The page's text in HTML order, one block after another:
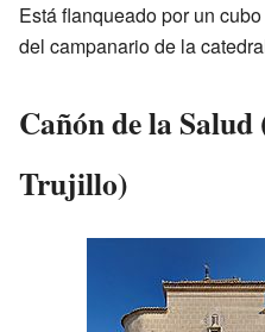
Está flanqueado por un
del campanario de la
Cañón de la
Trujillo)